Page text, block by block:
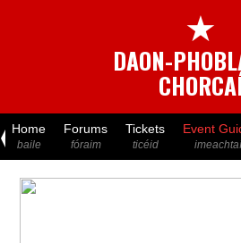
★
DAON-
Home
baile
Forums
fóraim
Tickets
ticéid
Event
imeachtaí